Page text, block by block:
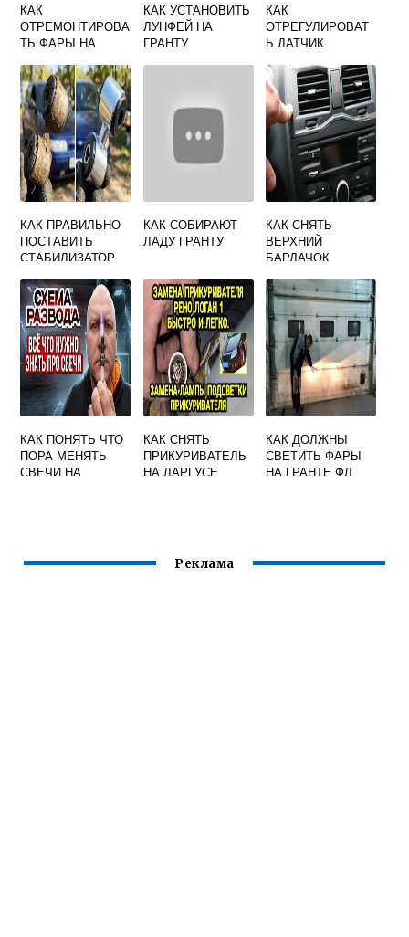
КАК
ОТРЕМОНТИРОВА
ТЬ ФАРЫ НА
КАК УСТАНОВИТЬ
ЛУНФЕЙ НА
ГРАНТУ
КАК
ОТРЕГУЛИРОВАТ
Ь ДАТЧИК
ГРАНТЕ
КАК ПРАВИЛЬНО
ПОСТАВИТЬ
СТАБИЛИЗАТОР
КАК СОБИРАЮТ
ЛАДУ ГРАНТУ
КАК СНЯТЬ
ВЕРХНИЙ
БАРДАЧОК
КАК ПОНЯТЬ ЧТО
ПОРА МЕНЯТЬ
СВЕЧИ НА
КАК СНЯТЬ
ПРИКУРИВАТЕЛЬ
НА ЛАРГУСЕ
КАК ДОЛЖНЫ
СВЕТИТЬ ФАРЫ
НА ГРАНТЕ ФЛ
Реклама